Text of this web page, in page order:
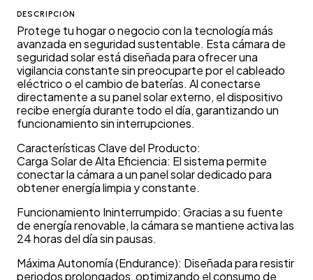
DESCRIPCIÓN
Protege tu hogar o negocio con la tecnología más
avanzada en seguridad sustentable. Esta cámara de
seguridad solar está diseñada para ofrecer una
vigilancia constante sin preocuparte por el cableado
eléctrico o el cambio de baterías. Al conectarse
directamente a su panel solar externo, el dispositivo
recibe energía durante todo el día, garantizando un
funcionamiento sin interrupciones.
Características Clave del Producto:
Carga Solar de Alta Eficiencia: El sistema permite
conectar la cámara a un panel solar dedicado para
obtener energía limpia y constante.
Funcionamiento Ininterrumpido: Gracias a su fuente
de energía renovable, la cámara se mantiene activa las
24 horas del día sin pausas.
Máxima Autonomía (Endurance): Diseñada para resistir
periodos prolongados, optimizando el consumo de